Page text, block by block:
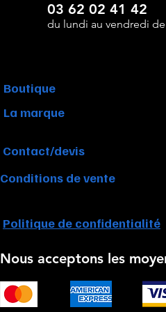
03 62 02 41 42
du lundi au vendredi de
Boutique
La marque
Contact/devis
Conditions de vente
Politique de confidentialité
Nous acceptons les